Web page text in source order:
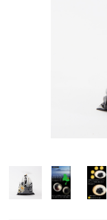
黒大豆 | 大納言小豆
スイーツ・お菓子
お歳暮ギフト